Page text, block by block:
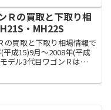
ィングレー）の買取と下取
Ｒの買取と下取り相
・MH22S
の買取と下取り相場情報で
成15)9月～2008年(平成
デル3代目ワゴンＲは